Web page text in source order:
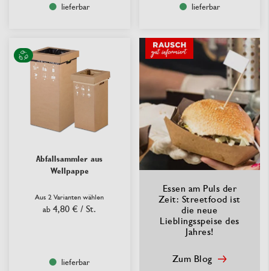
lieferbar lieferbar
Abfallsammler aus
Wellpappe
Aus 2 Varianten wählen
ab 4,80 € / St.
lieferbar
Essen am Puls der
Zeit: Streetfood ist
die neue
Lieblingsspeise des
Jahres!
Zum Blog